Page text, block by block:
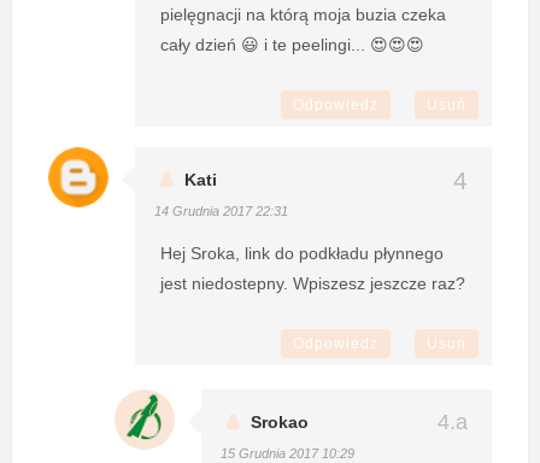
pielęgnacji na którą moja buzia czeka
cały dzień 😃 i te peelingi... 😍😍😍
Odpowiedz Usuń
Kati
14 Grudnia 2017 22:31
Hej Sroka, link do podkładu płynnego
jest niedostepny. Wpiszesz jeszcze raz?
Odpowiedz Usuń
Srokao
15 Grudnia 2017 10:29